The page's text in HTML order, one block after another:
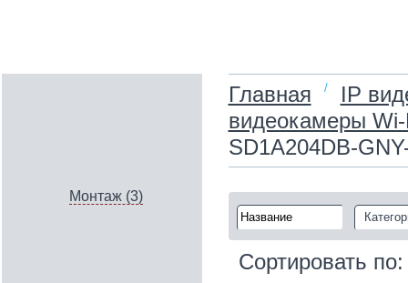
Монтаж (3)
Главная /
IP
видеокамеры
SD1A204DB-
Сортировать